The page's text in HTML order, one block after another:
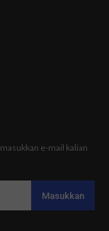
e-mail kalian